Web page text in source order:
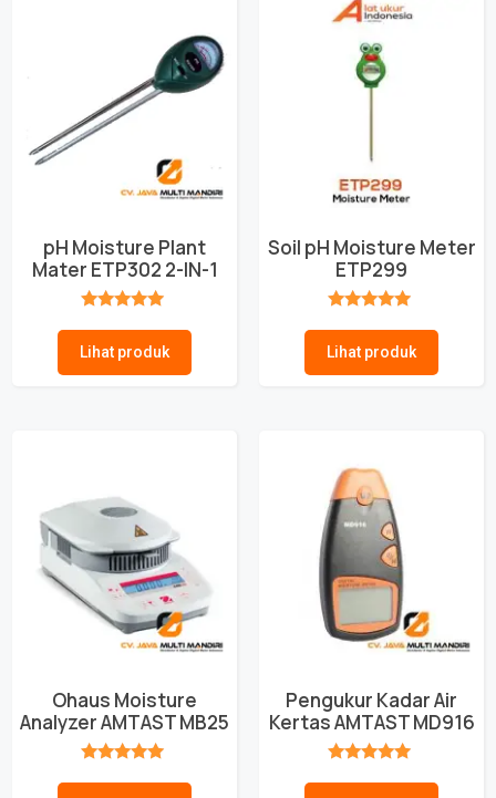
pH Moisture Plant
Mater ETP302 2-IN-1
Lihat produk
Soil pH Moisture Meter
ETP299
Lihat produk
Ohaus Moisture
Analyzer AMTAST MB25
Pengukur Kadar Air
Kertas AMTAST MD916